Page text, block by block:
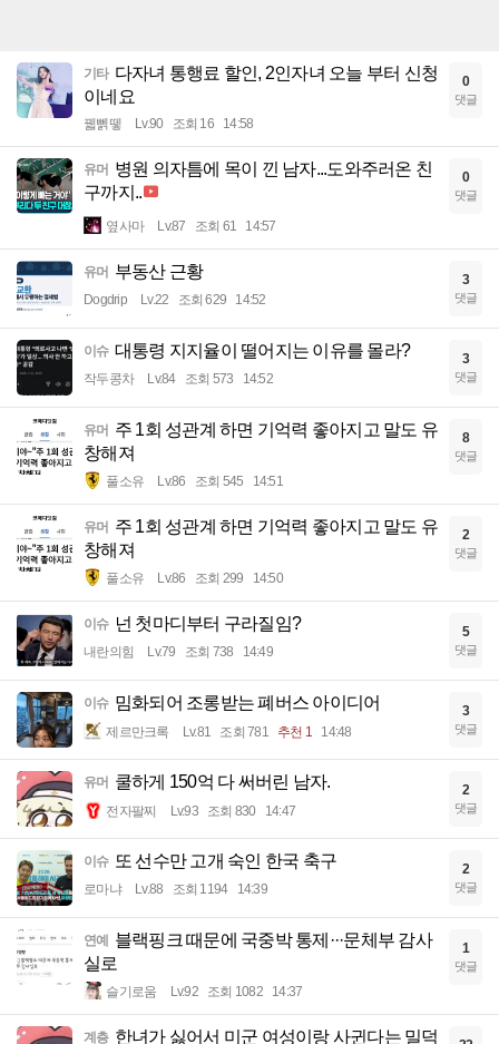
기타 다자녀 통행료 할인, 2인자녀 오늘 부터 신청
이네요
꿻뻵뗗 Lv.90 조회 16 14:58
0
댓글
유머 병원 의자틈에 목이 낀 남자...도와주러온 친
구까지..
옆사마 Lv.87 조회 61 14:57
0
댓글
유머 부동산 근황
Dogdrip Lv.22 조회 629 14:52
3
댓글
이슈 대통령 지지율이 떨어지는 이유를 몰라?
작두콩차 Lv.84 조회 573 14:52
3
댓글
유머 주 1회 성관계 하면 기억력 좋아지고 말도 유
창해져
풀소유 Lv.86 조회 545 14:51
8
댓글
유머 주 1회 성관계 하면 기억력 좋아지고 말도 유
창해져
풀소유 Lv.86 조회 299 14:50
2
댓글
이슈 넌 첫마디부터 구라질임?
내란의힘 Lv.79 조회 738 14:49
5
댓글
이슈 밈화되어 조롱받는 폐버스 아이디어
제르만크록 Lv.81 조회 781 추천 1 14:48
3
댓글
유머 쿨하게 150억 다 써버린 남자.
전자팔찌 Lv.93 조회 830 14:47
2
댓글
이슈 또 선수만 고개 숙인 한국 축구
로마냐 Lv.88 조회 1194 14:39
2
댓글
연예
블랙핑크 때문에 국중박 통제···문체부 감사
실로
슬기로움 Lv.92 조회 1082 14:37
1
댓글
계층 한녀가 싫어서 미군 여성이랑 사귄다는 밀덕